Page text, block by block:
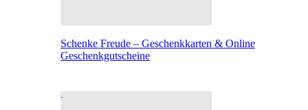
Schenke Freude – Geschenkkarten & Online
Geschenkgutscheine